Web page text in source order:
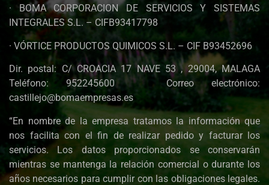
· BOMA CORPORACION DE SERVICIOS Y SISTEMAS
INTEGRALES S.L. – CIFB93417798
· VÓRTICE PRODUCTOS QUIMICOS S.L. – CIF B93452696
Dir. postal: C/ CROACIA 17 NAVE 53 , 29004, MALAGA
Teléfono: 952245600 Correo electrónico:
castillejo@bomaempresas.es
“En nombre de la empresa tratamos la información que
nos facilita con el fin de realizar pedido y facturar los
servicios. Los datos proporcionados se conservarán
mientras se mantenga la relación comercial o durante los
años necesarios para cumplir con las obligaciones legales.